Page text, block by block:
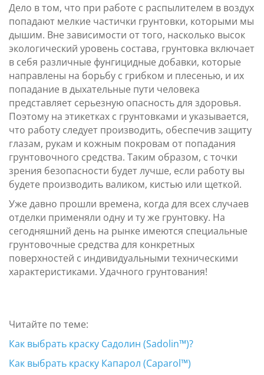
Дело в том, что при работе с распылителем в воздух
попадают мелкие частички грунтовки, которыми мы
дышим. Вне зависимости от того, насколько высок
экологический уровень состава, грунтовка включает
в себя различные фунгицидные добавки, которые
направлены на борьбу с грибком и плесенью, и их
попадание в дыхательные пути человека
представляет серьезную опасность для здоровья.
Поэтому на этикетках с грунтовками и указывается,
что работу следует производить, обеспечив защиту
глазам, рукам и кожным покровам от попадания
грунтовочного средства. Таким образом, с точки
зрения безопасности будет лучше, если работу вы
будете производить валиком, кистью или щеткой.
Уже давно прошли времена, когда для всех случаев
отделки применяли одну и ту же грунтовку. На
сегодняшний день на рынке имеются специальные
грунтовочные средства для конкретных
поверхностей с индивидуальными техническими
характеристиками. Удачного грунтования!
Читайте по теме:
Как выбрать краску Садолин (Sadolin™)?
Как выбрать краску Капарол (Caparol™)